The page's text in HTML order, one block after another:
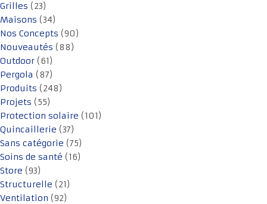
Grilles (23)
Maisons (34)
Nos Concepts (90)
Nouveautés (88)
Outdoor (61)
Pergola (87)
Produits (248)
Projets (55)
Protection solaire (101)
Quincaillerie (37)
Sans catégorie (75)
Soins de santé (16)
Store (93)
Structurelle (21)
Ventilation (92)